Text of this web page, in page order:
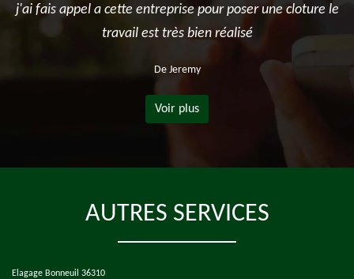
j'ai fais appel a cette entreprise pour poser une cloture le
travail est très bien réalisé
De Jeremy
Voir plus
AUTRES SERVICES
Elagage Bonneuil 36310